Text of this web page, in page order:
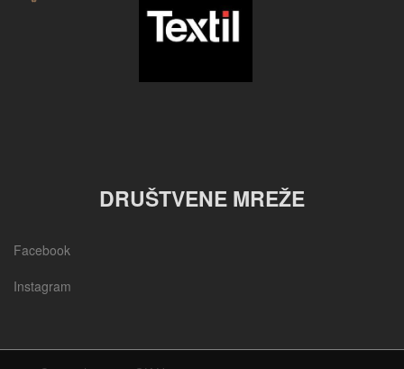
DRUŠTVENE MREŽE
Facebook
Instagram